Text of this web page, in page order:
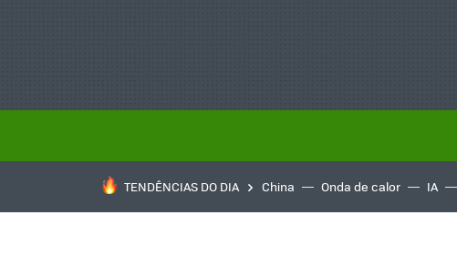
TENDÊNCIAS DO DIA China Onda de calor IA